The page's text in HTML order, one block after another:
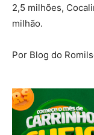
2,5 milhões,
milhão.
Por Blog do